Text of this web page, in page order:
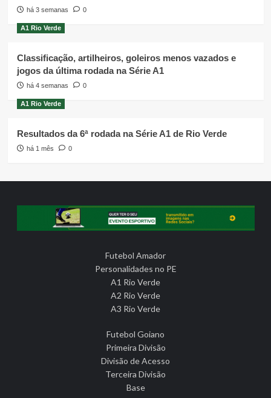
há 3 semanas 0
A1 Rio Verde
Classificação, artilheiros, goleiros menos vazados e
jogos da última rodada na Série A1
há 4 semanas 0
A1 Rio Verde
Resultados da 6ª rodada na Série A1 de Rio Verde
há 1 mês 0
Futebol Amador
Personalidades no PE
A1 Rio Verde
A2 Rio Verde
A3 Rio Verde
Futebol Goiano
Primeira Divisão
Divisão de Acesso
Terceira Divisão
Base